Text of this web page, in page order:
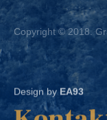
Copyright © 2018.
EA93